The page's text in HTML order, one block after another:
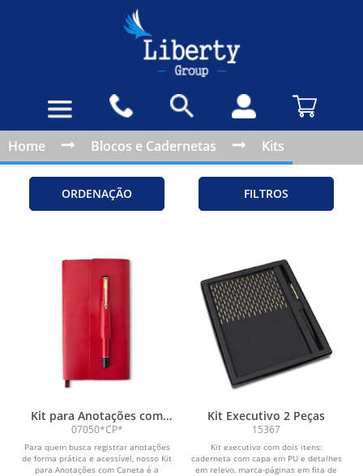
Home Blocos e Cadernetas Kits
ORDENAÇÃO FILTROS
Kit para Anotações com
Caneta
07050*CP*
Para quem busca registrar anotações
de forma prática e acessível, nosso Kit
para Anotações com Caneta é a
Kit Executivo 2 Peças
15367
Kit executivo com dois itens:
caderneta com capa em PU e detalhes
em relevo, marca-páginas em fita de